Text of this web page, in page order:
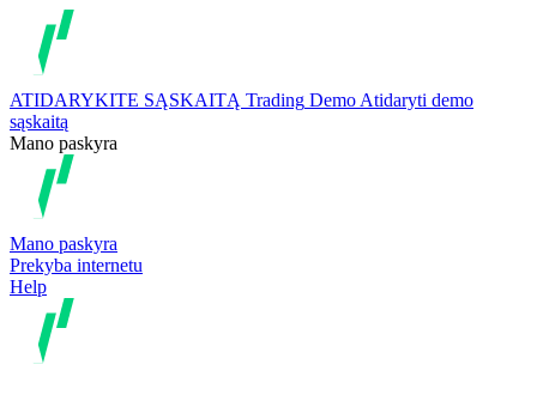
ATIDARYKITE SĄSKAITĄ Trading Demo Atidaryti demo
sąskaitą
Mano paskyra
Mano paskyra
Prekyba internetu
Help